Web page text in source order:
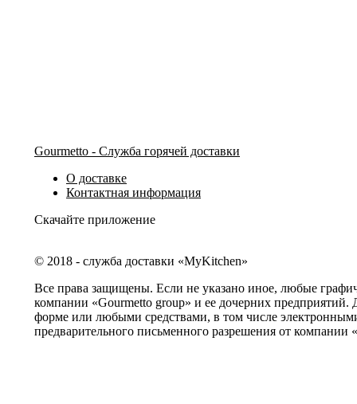
Gourmetto - Служба горячей доставки
О доставке
Контактная информация
Скачайте приложение
© 2018 - служба доставки «MyKitchen»
Все права защищены. Если не указано иное, любые
компании «Gourmetto group» и ее дочерних предприятий.
форме или любыми средствами, в том числе
предварительного письменного разрешения от компании